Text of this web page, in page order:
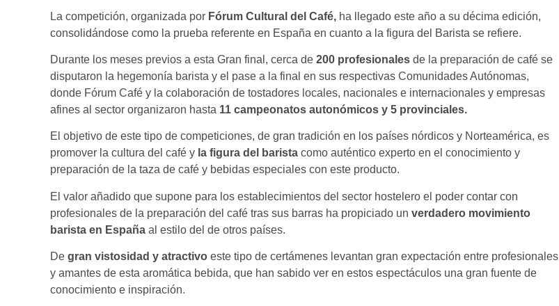
La competición, organizada por Fórum Cultural del Café, ha llegado este año a su décima edición,
consolidándose como la prueba referente en España en cuanto a la figura del Barista se refiere.
Durante los meses previos a esta Gran final, cerca de 200 profesionales de la preparación de café se
disputaron la hegemonía barista y el pase a la final en sus respectivas Comunidades Autónomas,
donde Fórum Café y la colaboración de tostadores locales, nacionales e internacionales y empresas
afines al sector organizaron hasta 11 campeonatos autonómicos y 5 provinciales.
El objetivo de este tipo de competiciones, de gran tradición en los países nórdicos y Norteamérica, es
promover la cultura del café y la figura del barista como auténtico experto en el conocimiento y
preparación de la taza de café y bebidas especiales con este producto.
El valor añadido que supone para los establecimientos del sector hostelero el poder contar con
profesionales de la preparación del café tras sus barras ha propiciado un verdadero movimiento
barista en España al estilo del de otros países.
De gran vistosidad y atractivo este tipo de certámenes levantan gran expectación entre profesionales
y amantes de esta aromática bebida, que han sabido ver en estos espectáculos una gran fuente de
conocimiento e inspiración.